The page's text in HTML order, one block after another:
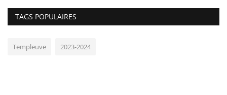
TAGS POPULAIRES
Templeuve 2023-2024